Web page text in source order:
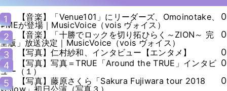
1
【音楽】「Venue101」にリーダーズ、Omoinotake、
≠MEが登場｜MusicVoice（vois ヴォイス）
0
2
【音楽】「十勝でロックを切り拓ひらく～ZION～ 完
全版」放送決定｜MusicVoice（vois ヴォイス）
0
3
【写真】仁村紗和、インタビュー【エンタメ】
0
4
【写真】写真＝TRUE「Around the TRUE」インタビ
ュー（１）
0
5
【写真】藤原さくら「Sakura Fujiwara tour 2018
yellow」初日公演（写真３）
0